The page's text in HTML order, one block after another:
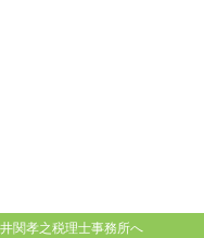
関孝之税理士事務所へ